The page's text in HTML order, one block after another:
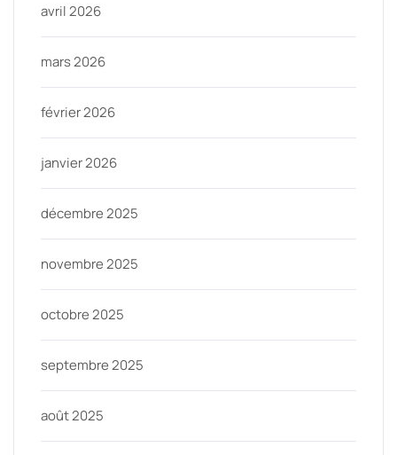
avril 2026
mars 2026
février 2026
janvier 2026
décembre 2025
novembre 2025
octobre 2025
septembre 2025
août 2025